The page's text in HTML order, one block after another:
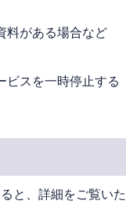
料がある場合など
ビスを一時停止する
と、詳細をご覧いた